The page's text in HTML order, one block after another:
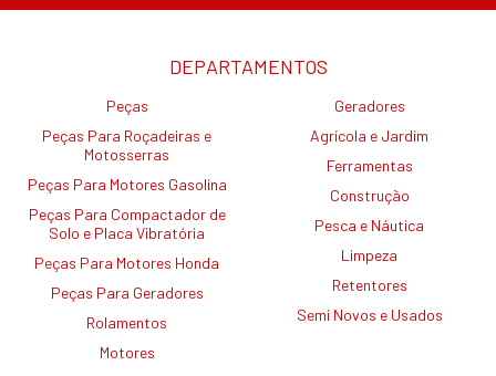
DEPARTAMENTOS
Peças
Peças Para Roçadeiras e
Motosserras
Peças Para Motores Gasolina
Peças Para Compactador de
Solo e Placa Vibratória
Peças Para Motores Honda
Peças Para Geradores
Rolamentos
Motores
Geradores
Agrícola e Jardim
Ferramentas
Construção
Pesca e Náutica
Limpeza
Retentores
Semi Novos e Usados